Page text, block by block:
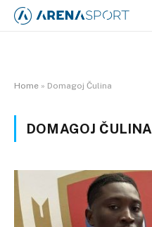
Home » Domagoj Čulina
DOMAGOJ ČULINA